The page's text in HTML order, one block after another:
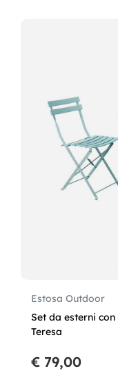
Estosa Outdoor
Set da esterni
Teresa
€ 79,00